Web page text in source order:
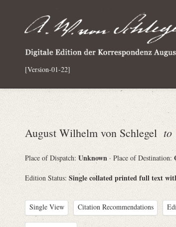
[Version-01-22]
August Wilhelm von Schlegel to
Place of Dispatch: Unknown · Place of Destination:
Edition Status: Single collated printed full text
Single View Citation Recommendations